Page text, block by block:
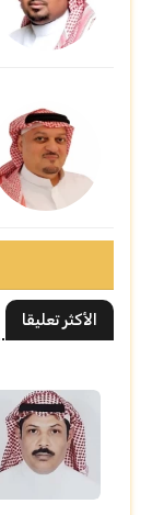
الأكثر تعليقا